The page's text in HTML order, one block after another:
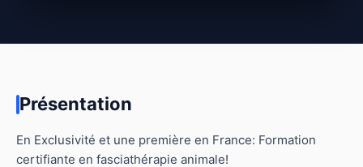
Présentation
En Exclusivité et une première en France: Formation
certifiante en fasciathérapie animale!